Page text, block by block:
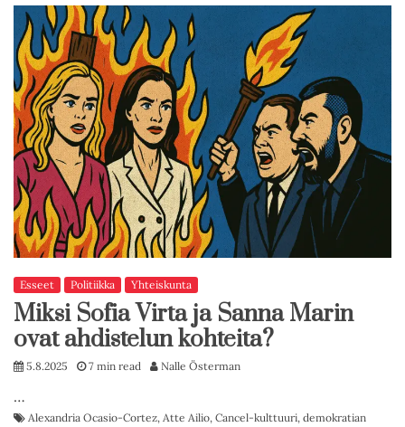
Esseet Politiikka Yhteiskunta
Miksi Sofia Virta ja Sanna Marin
ovat ahdistelun kohteita?
5.8.2025 7 min read Nalle Österman
…
Alexandria Ocasio-Cortez, Atte Ailio, Cancel-kulttuuri, demokratian